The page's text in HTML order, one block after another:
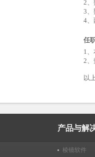
2、
3、
4、
任
1
2、
以
产品与解
棱镜软件